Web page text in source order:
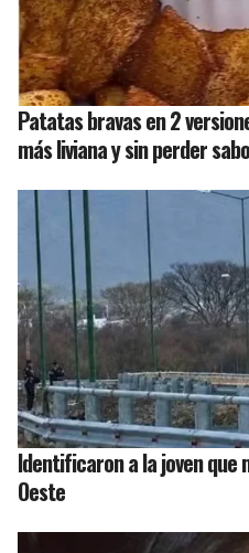
Patatas bravas en 2
más liviana y sin perder
Identificaron a la joven que
Oeste